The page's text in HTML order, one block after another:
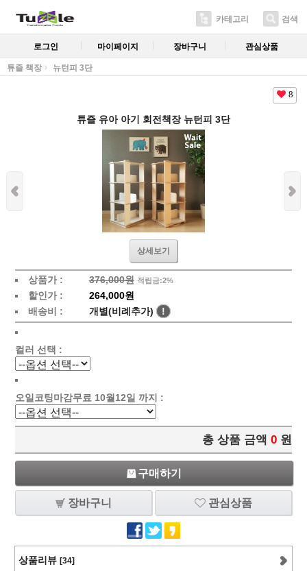
카테고리 검색
로그인 마이페이지 장바구니 관심상품
튜즐 책장 뉴턴피 3단
8
튜즐 유아 아기 회전책장 뉴턴피 3단
상세보기
상품가 : 376,000원 적립금:2%
할인가 :
264,000원
배송비 :
개별(비례추가) !
컬러 선택 :
오일코팅마감무료 10월12일 까지 :
총 상품 금액 0 원
구매하기
장바구니 관심상품
상품리뷰 [34]